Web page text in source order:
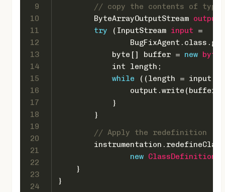
9
10
11
12
13
14
15
16
17
18
19
20
21
22
23
24
// copy the contents of
ByteArrayOutputStream output
try ( InputStream input
=
byte [] buffer = new byte
int length;
while ((length =
                output.write(buffer,
            }
        }
// Apply the redefinition
new ClassDefinition
    }
}